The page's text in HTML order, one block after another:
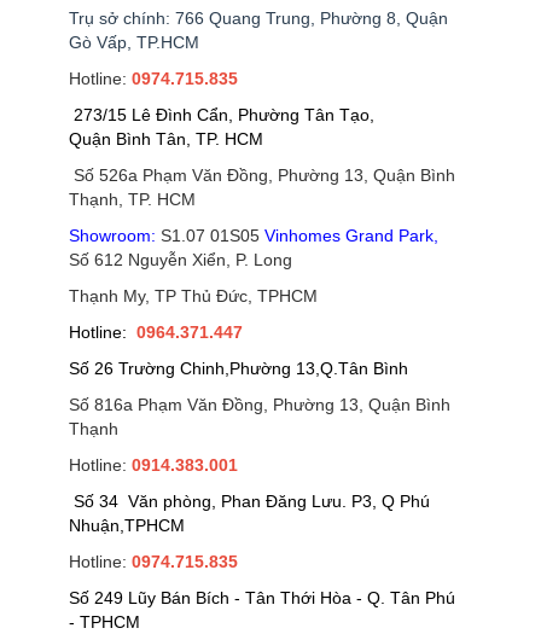
Trụ sở chính: 766 Quang Trung, Phường 8, Quận
Gò Vấp, TP.HCM
Hotline: 0974.715.835
273/15 Lê Đình Cẩn, Phường Tân Tạo,
Quận Bình Tân, TP. HCM
Số 526a Phạm Văn Đồng, Phường 13, Quận Bình
Thạnh, TP. HCM
Showroom: S1.07 01S05 Vinhomes Grand Park,
Số 612 Nguyễn Xiển, P. Long
Thạnh My, TP Thủ Đức, TPHCM
Hotline: 0964.371.447
Số 26 Trường Chinh,Phường 13,Q.Tân Bình
Số 816a Phạm Văn Đồng, Phường 13, Quận Bình
Thạnh
Hotline: 0914.383.001
Số 34 Văn phòng, Phan Đăng Lưu. P3, Q Phú
Nhuận,TPHCM
Hotline: 0974.715.835
Số 249 Lũy Bán Bích - Tân Thới Hòa - Q. Tân Phú
- TPHCM